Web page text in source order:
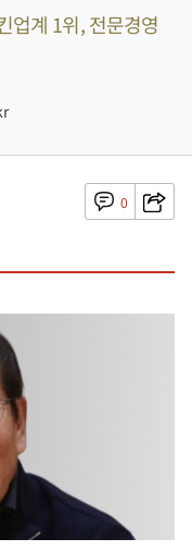
업계 1위, 전문경영
0